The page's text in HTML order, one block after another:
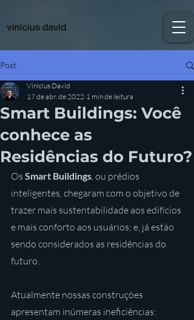
Post
Smart Buildings: Você
conhece as
Residências do Futuro?
Vinícius David
17 de abr. de 2022 1 min de leitura
Os Smart Buildings, ou prédios
inteligentes, chegaram com o objetivo de
trazer mais sustentabilidade aos edifícios
e mais conforto aos usuários; e, já estão
sendo considerados as residências do
futuro.
Atualmente nossas construções
apresentam inúmeras ineficiências: